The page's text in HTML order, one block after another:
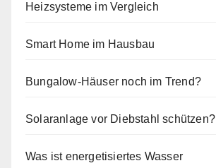
Heizsysteme im Vergleich
Smart Home im Hausbau
Bungalow-Häuser noch im Trend?
Solaranlage vor Diebstahl schützen?
Was ist energetisiertes Wasser